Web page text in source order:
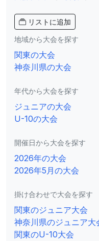
リストに追加
地域から大会を探す
関東の大会
神奈川県の大会
年代から大会を探す
ジュニアの大会
U-10の大会
開催日から大会を探す
2026年の大会
2026年5月の大会
掛け合わせで大会を探す
関東のジュニア大会
神奈川県のジュニア大
関東のU-10大会